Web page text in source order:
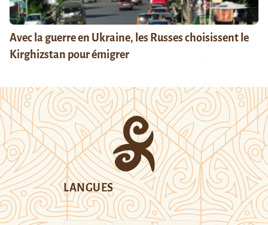
Avec la guerre en Ukraine, les Russes choisissent le
Kirghizstan pour émigrer
LANGUES